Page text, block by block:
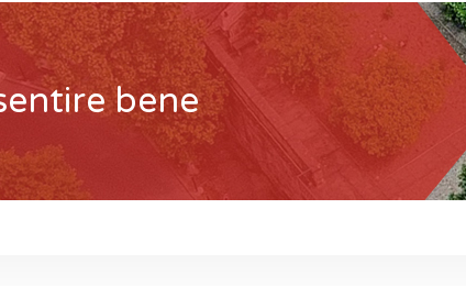
bene